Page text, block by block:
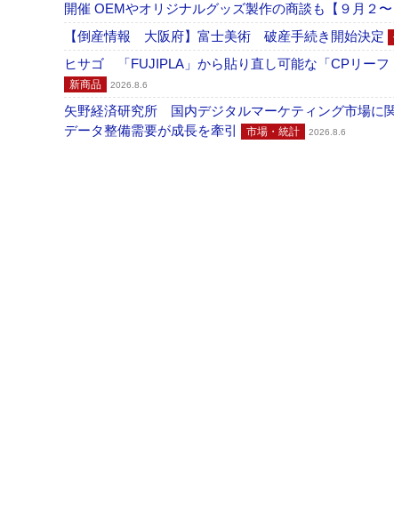
開催 OEMやオリジナルグッズ製作の商談も【９月２〜
【倒産情報 大阪府】富士美術 破産手続き開始決定
ヒサゴ 「FUJIPLA」から貼り直し可能な「CPリー
新商品 2026.8.6
矢野経済研究所 国内デジタルマーケティング市場に
データ整備需要が成長を牽引
市場・統計 2026.8.6